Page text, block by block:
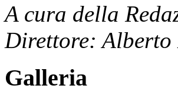
A cura della
Direttore: Alberto
Galleria